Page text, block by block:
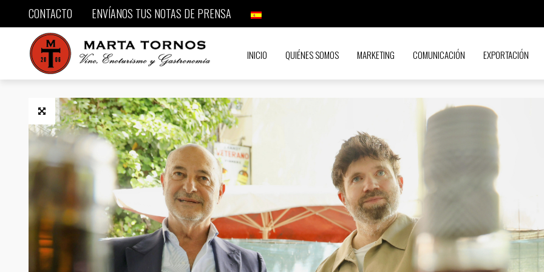
CONTACTO ENVÍANOS TUS NOTAS DE PRENSA
INICIO QUIÉNES SOMOS MARKETING COMUNICACIÓN EXPORTACIÓN